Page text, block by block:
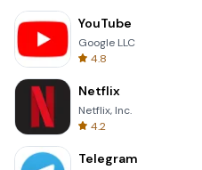
YouTube
Google LLC
4.8
Netflix
Netflix, Inc.
4.2
Telegram